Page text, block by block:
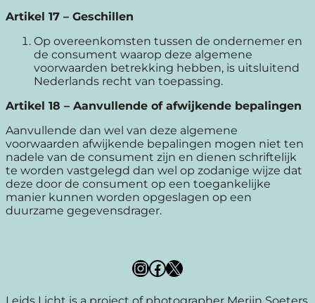
Artikel 17 – Geschillen
Op overeenkomsten tussen de ondernemer en
de consument waarop deze algemene
voorwaarden betrekking hebben, is uitsluitend
Nederlands recht van toepassing.
Artikel 18 – Aanvullende of afwijkende bepalingen
Aanvullende dan wel van deze algemene
voorwaarden afwijkende bepalingen mogen niet ten
nadele van de consument zijn en dienen schriftelijk
te worden vastgelegd dan wel op zodanige wijze dat
deze door de consument op een toegankelijke
manier kunnen worden opgeslagen op een
duurzame gegevensdrager.
Instagram
Facebook
X